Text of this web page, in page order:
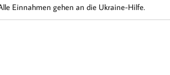
Einnahmen gehen an die Ukraine-Hilfe.